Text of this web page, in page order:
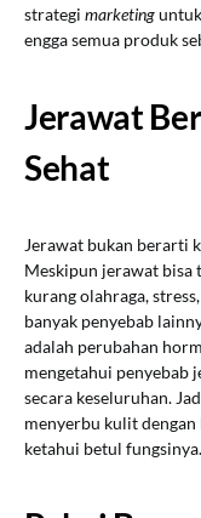
strategi marketing
engga semua produk
Jerawat
Sehat
Jerawat bukan berarti
Meskipun jerawat bisa
kurang olahraga,
banyak penyebab
adalah perubahan
mengetahui penyebab
secara keseluruhan.
menyerbu kulit dengan
ketahui betul fungsinya.